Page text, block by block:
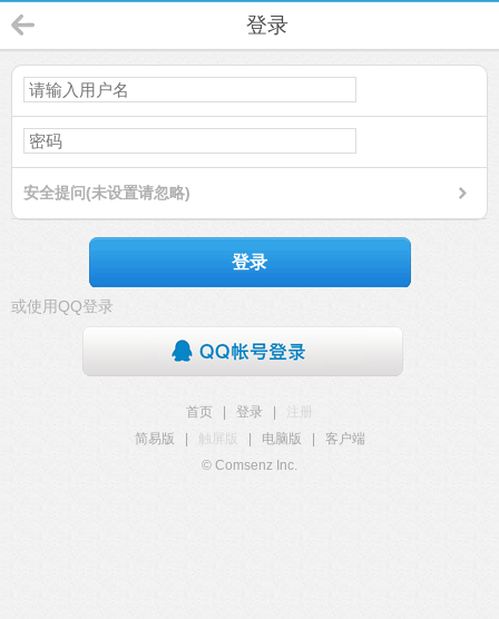
登录
安全提问(未设置请忽略)
登录
或使用QQ登录
首页 登录
注册
简易版
触屏版 电脑版
客户端
© Comsenz Inc.